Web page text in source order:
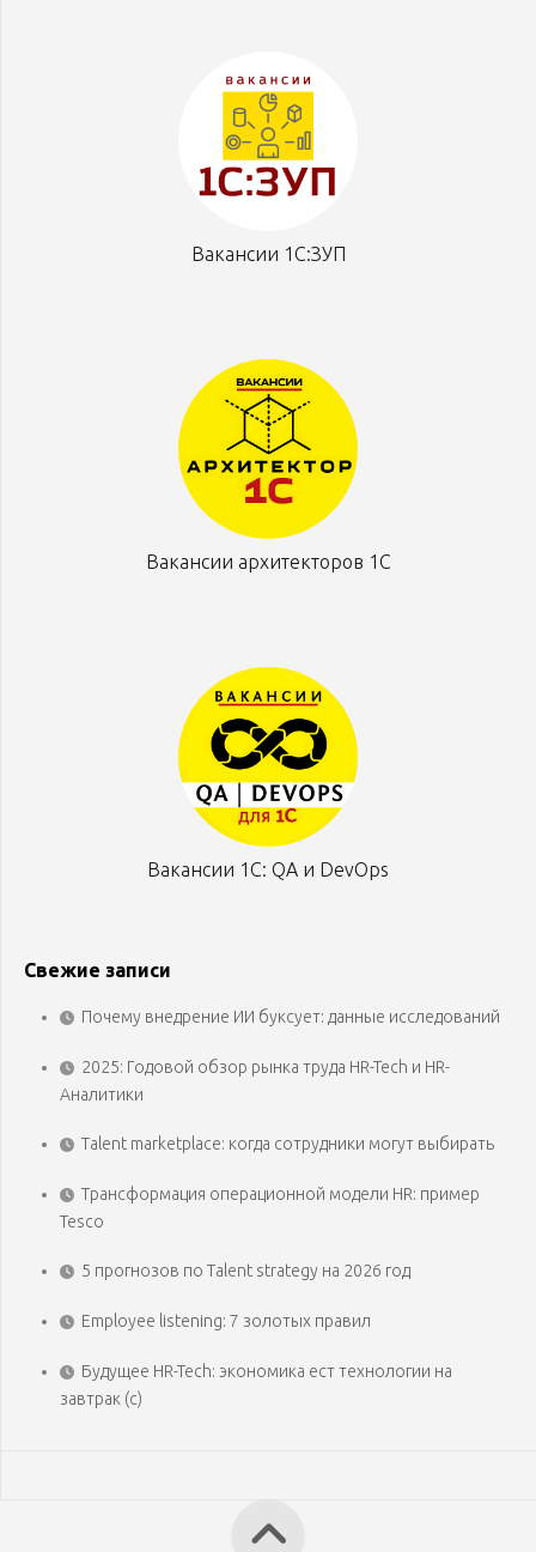
Вакансии 1С:ЗУП
Вакансии архитекторов 1С
Вакансии 1С: QA и DevOps
Свежие записи
Почему внедрение ИИ буксует: данные исследований
2025: Годовой обзор рынка труда HR-Tech и HR-
Аналитики
Talent marketplace: когда сотрудники могут выбирать
Трансформация операционной модели HR: пример
Tesco
5 прогнозов по Talent strategy на 2026 год
Employee listening: 7 золотых правил
Будущее HR-Tech: экономика ест технологии на
завтрак (с)